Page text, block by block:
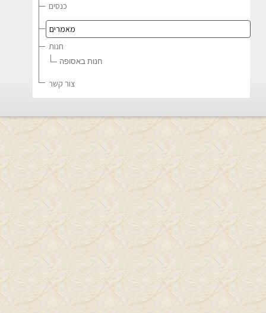
כנסים
מאמרים
חנות
חנות באסופה
צור קשר
אתם כאן: מאמרים אמא טובה דייה
אמא טובה דייה
הדרכת הורים
הביטוי אימא טובה דייה הכניס לעולמי ויניקוט ושינה באופן
בדרך הזו האמא סוחבת על גבה רגשי אשמה אין סופיים.